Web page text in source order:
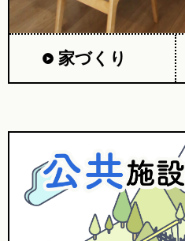
家づくり